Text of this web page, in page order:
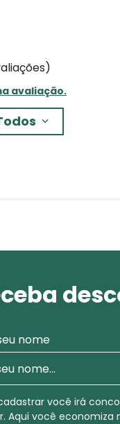
avaliação.
nome
você irá
Aqui você economiza